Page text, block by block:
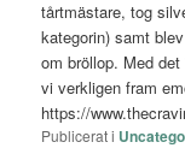
tårtmästare, tog
kategorin) samt
om bröllop. Med
vi verkligen fram
https://
Publicerat i